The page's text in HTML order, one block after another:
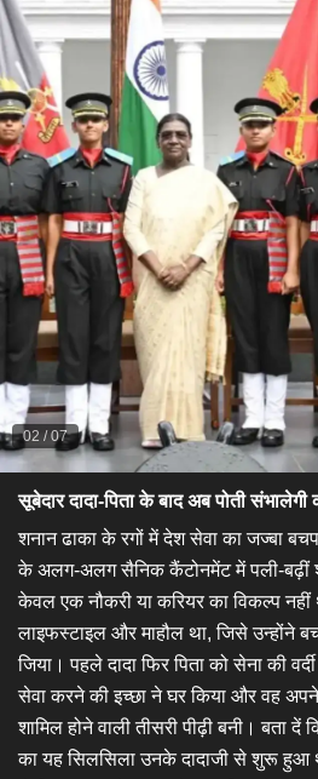
02 /07
सूबेदार दादा-पिता के बाद अब पोती संभालेगी
​शनान ढाका के रगों में देश सेवा का जज्बा
के अलग-अलग सैनिक कैंटोनमेंट में पली-बढ़ीं
केवल एक नौकरी या करियर का विकल्प
लाइफस्टाइल और माहौल था, जिसे उन्होंने
जिया। पहले दादा फिर पिता को सेना की
सेवा करने की इच्छा ने घर किया और वह अपने
शामिल होने वाली तीसरी पीढ़ी बनी। बता दें
का यह सिलसिला उनके दादाजी से शुरू हुआ